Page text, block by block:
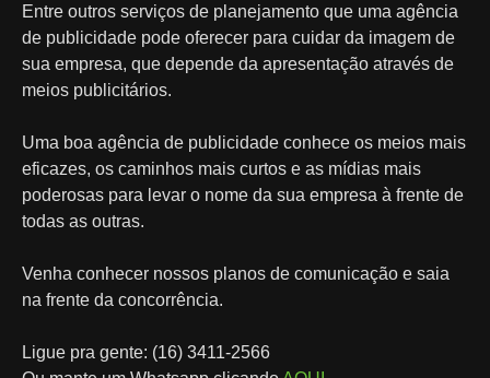
Entre outros serviços de planejamento que uma agência
de publicidade pode oferecer para cuidar da imagem de
sua empresa, que depende da apresentação através de
meios publicitários.
Uma boa agência de publicidade conhece os meios mais
eficazes, os caminhos mais curtos e as mídias mais
poderosas para levar o nome da sua empresa à frente de
todas as outras.
Venha conhecer nossos planos de comunicação e saia
na frente da concorrência.
Ligue pra gente: (16) 3411-2566